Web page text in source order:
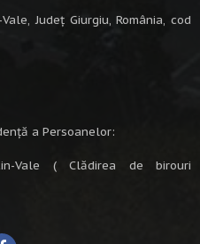
Județ Giurgiu, România, cod
a Persoanelor:
Vale ( Clădirea de birouri